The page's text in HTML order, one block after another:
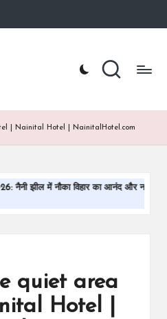
| Nainital Hotel | NainitalHotel.com
विहार का आनंद और नया किराया
quiet area
Hotel |